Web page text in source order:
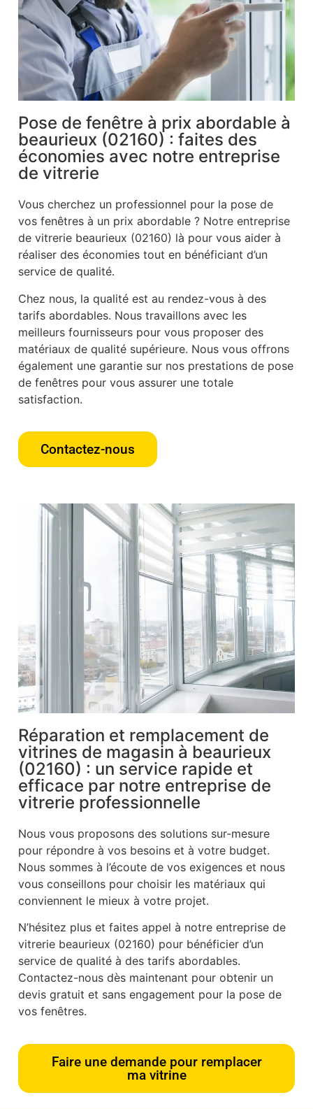
Pose de fenêtre à prix abordable à
beaurieux (02160) : faites des
économies avec notre entreprise
de vitrerie
Vous cherchez un professionnel pour la pose de
vos fenêtres à un prix abordable ? Notre entreprise
de vitrerie beaurieux (02160) là pour vous aider à
réaliser des économies tout en bénéficiant d’un
service de qualité.
Chez nous, la qualité est au rendez-vous à des
tarifs abordables. Nous travaillons avec les
meilleurs fournisseurs pour vous proposer des
matériaux de qualité supérieure. Nous vous offrons
également une garantie sur nos prestations de pose
de fenêtres pour vous assurer une totale
satisfaction.
Contactez-nous
Réparation et remplacement de
vitrines de magasin à beaurieux
(02160) : un service rapide et
efficace par notre entreprise de
vitrerie professionnelle
Nous vous proposons des solutions sur-mesure
pour répondre à vos besoins et à votre budget.
Nous sommes à l’écoute de vos exigences et nous
vous conseillons pour choisir les matériaux qui
conviennent le mieux à votre projet.
N’hésitez plus et faites appel à notre entreprise de
vitrerie beaurieux (02160) pour bénéficier d’un
service de qualité à des tarifs abordables.
Contactez-nous dès maintenant pour obtenir un
devis gratuit et sans engagement pour la pose de
vos fenêtres.
Faire une demande pour remplacer
ma vitrine